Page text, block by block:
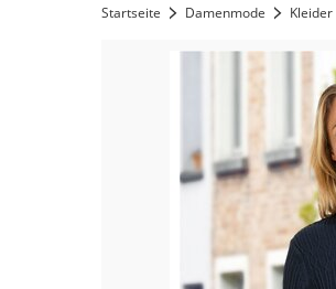
Startseite Damenmode Kleider